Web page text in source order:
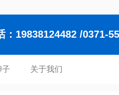
：19838124482 /0371-
子 关于我们